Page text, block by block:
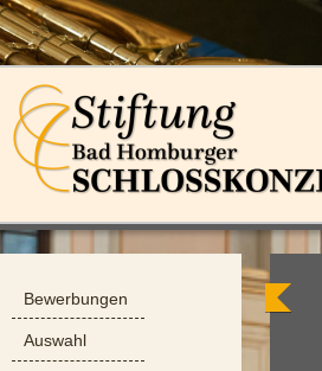
Bewerbungen
Auswahl